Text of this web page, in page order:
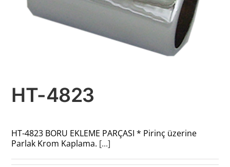
HT-4823
HT-4823 BORU EKLEME PARÇASI * Pirinç üzerine
Parlak Krom Kaplama. [...]